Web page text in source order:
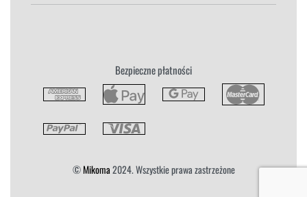
Płatność i Dostawa
Bezpieczne płatności
©Mikoma2024. Wszystkie prawa zastrzeżone